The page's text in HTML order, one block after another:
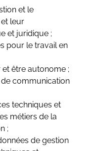
et le
et leur
et juridique ;
pour le travail en
et être autonome ;
communication
techniques et
métiers de la
;
de gestion